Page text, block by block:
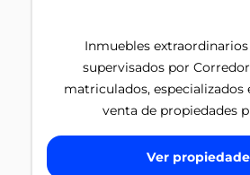
Inmuebles
supervisados por
matriculados, especializados
venta de propiedades
Ver